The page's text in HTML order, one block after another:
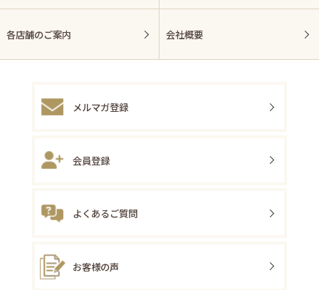
各店舗のご案内 会社概要
メルマガ登録
会員登録
よくあるご質問
お客様の声